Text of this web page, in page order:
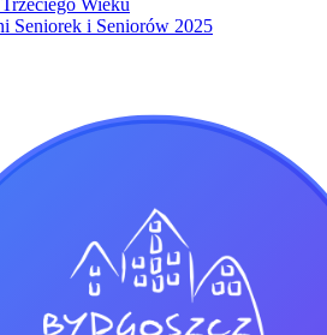
Seniorek i Seniorów 2025